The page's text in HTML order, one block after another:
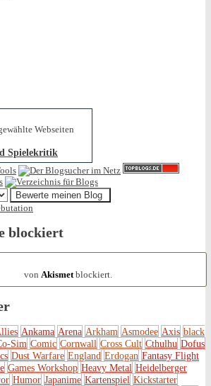
Webseiten
Spielekritik
blockiert
von Akismetblockiert.
Ankama Arena Arkham Asmodee Axis black
Sim Comic Cornwall Cross Cult Cthulhu Dofus
Dust Warfare England Erdogan Fantasy Flight
Games Workshop Heavy Metal Heidelberger
Humor Japanime Kartenspiel Kickstarter